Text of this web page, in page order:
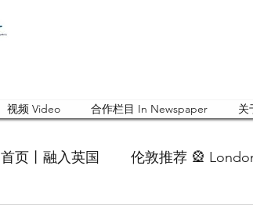
视频 Video 合作栏目 In Newspaper 关
首页丨融入英国 伦敦推荐 🎡